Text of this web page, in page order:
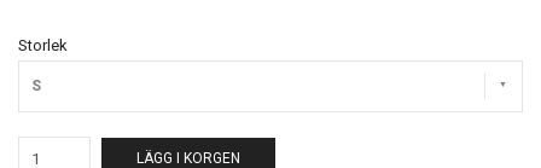
Storlek
S
LÄGG I KORGEN